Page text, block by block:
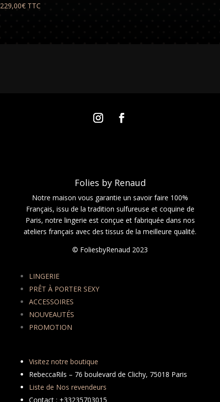
229,00€ TTC
Folies by Renaud
Notre maison vous garantie un savoir faire 100%
Français, issu de la tradition sulfureuse et coquine de
Paris, notre lingerie est conçue et fabriquée dans nos
ateliers français avec des tissus de la meilleure qualité.
© FoliesbyRenaud 2023
LINGERIE
PRÊT À PORTER SEXY
ACCESSOIRES
NOUVEAUTÉS
PROMOTION
Visitez notre boutique
RebeccaRils – 76 boulevard de Clichy, 75018 Paris
Liste de Nos revendeurs
Contact : +33235703015